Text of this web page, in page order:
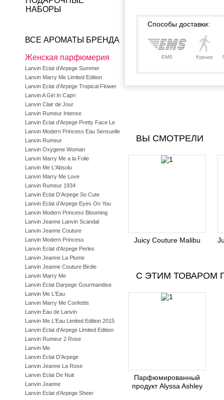
Способы доставки:
EMS Курьер
ВЫ СМОТРЕЛИ
Juicy Couture Malibu
С ЭТИМ ТОВАРОМ
Парфюмированный
продукт Alyssa Ashley
НАБОРЫ
ВСЕ АРОМАТЫ БРЕНДА
Женская парфюмерия
Lanvin Eclat d'Arpege Summer
Lanvin Marry Me Limited Edition
Lanvin Eclat d'Arpege Tropical Flower
Lanvin A Girl In Capri
Lanvin Clair de Jour
Lanvin Rumeur Intense
Lanvin Eclat d'Arpege Pretty Face Le
Lanvin Modern Princess Eau Sensuelle
Lanvin Rumeur
Lanvin Oxygene Woman
Lanvin Marry Me a la Folie
Lanvin Me L'Absolu
Lanvin Marry Me Love
Lanvin Rumeur 1934
Lanvin Eclat D'Arpege So Cute
Lanvin Eclat d’Arpege Eyes On You
Lanvin Modern Princess Blooming
Lanvin Jeanne Lanvin Scandal
Lanvin Jeanne Couture
Lanvin Modern Princess
Lanvin Eclat d'Arpege Perles
Lanvin Jeanne La Plume
Lanvin Jeanne Couture Birdie
Lanvin Marry Me
Lanvin Eclat Darpege Gourmandise
Lanvin Me L'Eau
Lanvin Marry Me Confettis
Lanvin Eau de Lanvin
Lanvin Me L'Eau Limited Edition 2015
Lanvin Eclat d'Arpege Limited Edition
Lanvin Rumeur 2 Rose
Lanvin Me
Lanvin Eclat D'Arpege
Lanvin Jeanne La Rose
Lanvin Eclat De Nuit
Lanvin Jeanne
Lanvin Eclat d'Arpege Sheer